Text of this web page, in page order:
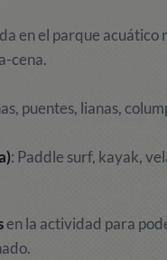
en el parque acuático
cena.
puentes, lianas,
: Paddle surf, kayak,
en la actividad para